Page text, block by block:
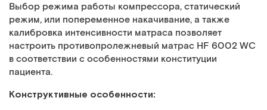
Выбор режима работы компрессора, статический
режим, или попеременное накачивание, а также
калибровка интенсивности матраса позволяет
настроить противопролежневый матрас HF 6002 WC
в соответствии с особенностями конституции
пациента.
Конструктивные особенности: